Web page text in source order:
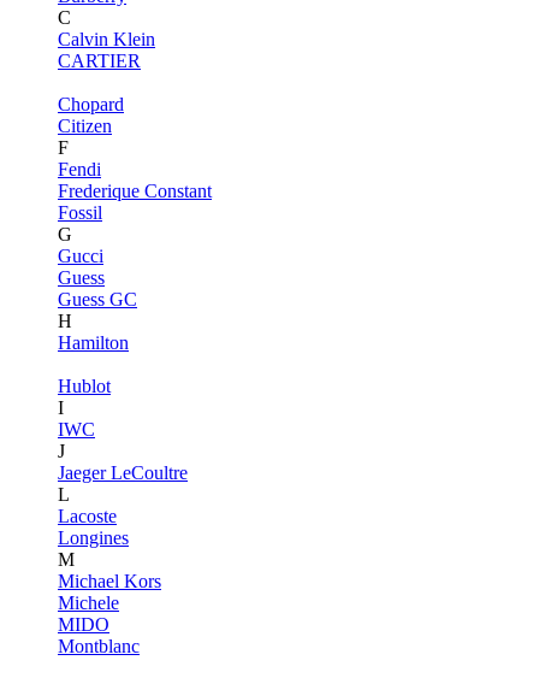
C
Calvin Klein
CARTIER
Chopard
Citizen
F
Fendi
Frederique Constant
Fossil
G
Gucci
Guess
Guess GC
H
Hamilton
Hublot
I
IWC
J
Jaeger LeCoultre
L
Lacoste
Longines
M
Michael Kors
Michele
MIDO
Montblanc